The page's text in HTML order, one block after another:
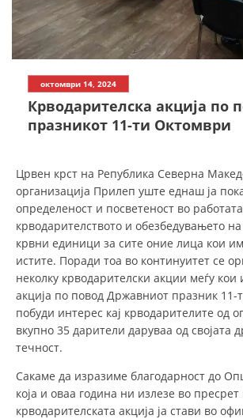
ИСТОРИЈАТ НА ЦКРСМ
ИСТОРИЈАТ НА ДВИЖЕЊЕТО
СТРУКТУРА НА
ЧЛЕНСТВО ВО ПРОФЕСИОНАЛНИ
ЗАКОН ЗА ЦКРМ
СТАТУТ НА ЦКРМ
ОРГАНИЗАЦИЈА И РАЗВОЈ
РАКОВОДЕН ОДБОР
октомври 14, 2024
Крводарителска акција по
празникот 11-ти Октомври
Црвен крст на Република Северна
организација Прилеп уште еднаш ја
определеност и посветеност во
крводарителството и обезбедувањето
крвни единици за сите оние лица кои
истите. Поради тоа во континуитет се
неколку крводарителски акции меѓу кои
акција по повод Државниот празник 11-
побуди интерес кај крводарителите од
вкупно 35 дарители даруваа од својата
течност.
Сакаме да изразиме благодарност до
која и оваа година ни излезе во
крводарителската акција ја стави во